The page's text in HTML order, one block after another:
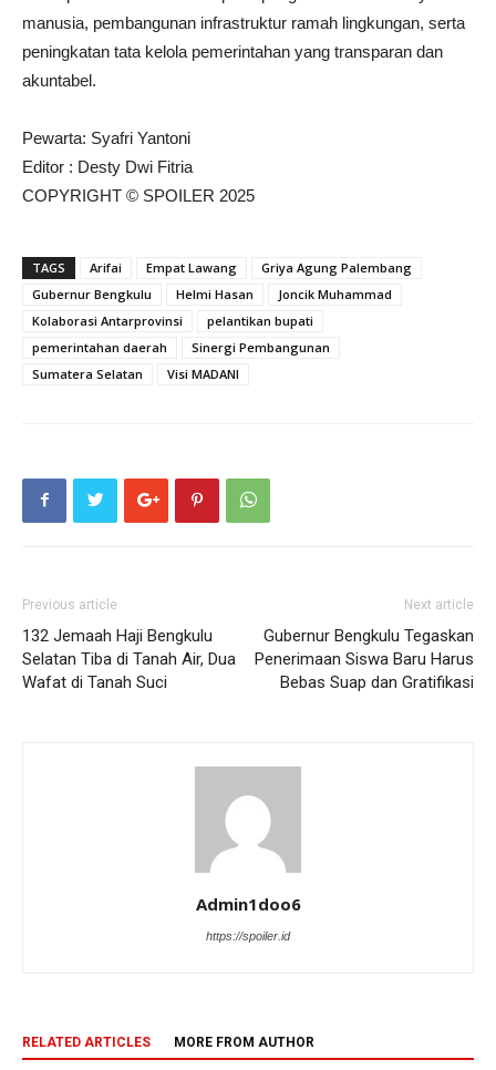
manusia, pembangunan infrastruktur ramah lingkungan, serta
peningkatan tata kelola pemerintahan yang transparan dan
akuntabel.
Pewarta: Syafri Yantoni
Editor : Desty Dwi Fitria
COPYRIGHT © SPOILER 2025
TAGS Arifai Empat Lawang
Griya Agung Palembang
Gubernur Bengkulu
Helmi Hasan
Joncik Muhammad
Kolaborasi Antarprovinsi
pelantikan bupati
pemerintahan daerah
Sinergi Pembangunan
Sumatera Selatan
Visi MADANI
Previous article
132 Jemaah Haji Bengkulu
Selatan Tiba di Tanah Air, Dua
Wafat di Tanah Suci
Next article
Gubernur Bengkulu Tegaskan
Penerimaan Siswa Baru Harus
Bebas Suap dan Gratifikasi
Admin1doo6
https://spoiler.id
RELATED ARTICLES MORE FROM AUTHOR